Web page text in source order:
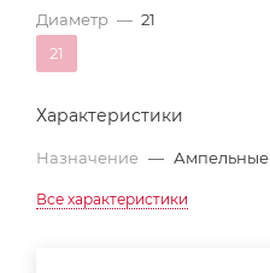
Диаметр — 21
21
Характеристики
Назначение — Ампельные
Все характеристики